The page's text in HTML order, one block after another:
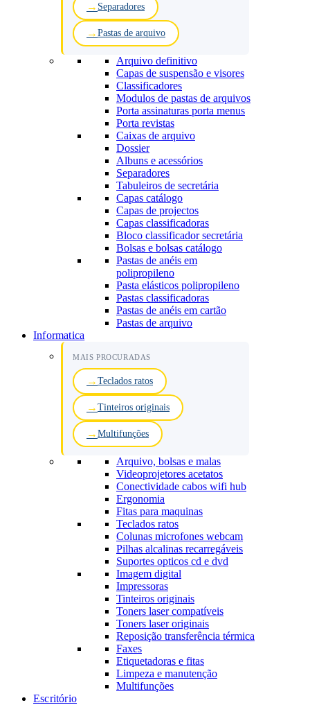
Separadores
Pastas de arquivo
Arquivo definitivo
Capas de suspensão e visores
Classificadores
Modulos de pastas de arquivos
Porta assinaturas porta menus
Porta revistas
Caixas de arquivo
Dossier
Albuns e acessórios
Separadores
Tabuleiros de secretária
Capas catálogo
Capas de projectos
Capas classificadoras
Bloco classificador secretária
Bolsas e bolsas catálogo
Pastas de anéis em
polipropileno
Pasta elásticos polipropileno
Pastas classificadoras
Pastas de anéis em cartão
Pastas de arquivo
Informatica
MAIS PROCURADAS
Teclados ratos
Tinteiros originais
Multifunções
Arquivo, bolsas e malas
Videoprojetores acetatos
Conectividade cabos wifi hub
Ergonomia
Fitas para maquinas
Teclados ratos
Colunas microfones webcam
Pilhas alcalinas recarregáveis
Suportes opticos cd e dvd
Imagem digital
Impressoras
Tinteiros originais
Toners laser compatíveis
Toners laser originais
Reposição transferência térmica
Faxes
Etiquetadoras e fitas
Limpeza e manutenção
Multifunções
Escritório